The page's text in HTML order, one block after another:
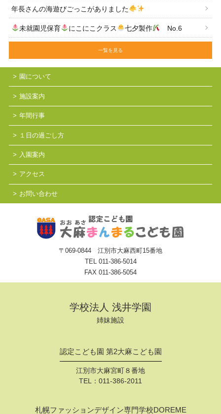
年長さんの海遊びごっこがありました
未就園児保育 にこにこクラス 七夕製作 No.6
一覧を見る
園について
施設案内
年間行事
１日の過ごし方
入園案内
アクセス
お問い合わせ
〒069-0844 江別市大麻西町15番地
TEL 011-386-5014
FAX 011-386-5054
学校法人 浅井学園
姉妹施設
認定こども園 第2大麻こども園
江別市大麻宮町８番地
TEL： 011-386-2011
札幌ファッションデザイン専門学校DOREME